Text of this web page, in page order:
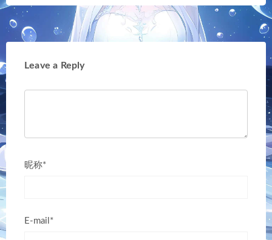
Leave a Reply
昵称*
E-mail*